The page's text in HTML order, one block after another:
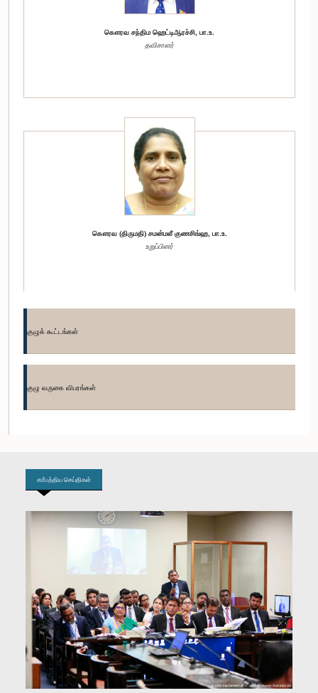
கௌரவ சந்திம ஹெட்டிஆரச்சி, பா.உ.
தவிசாளர்
கௌரவ (திருமதி) சமன்மலீ குணசிங்ஹ, பா.உ.
உறுப்பினர்
கௌரவ சுனில் றாஜபக்ஷ, பா.உ.
உறுப்பினர்
குழுக் கூட்டங்கள்
குழு வருகை விபரங்கள்
சமீபத்திய செய்திகள்